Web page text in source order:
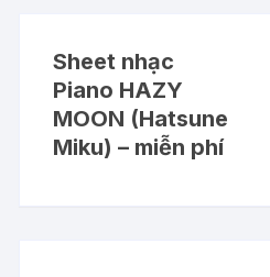
Sheet nhạc
Piano HAZY
MOON (Hatsune
Miku) – miễn phí